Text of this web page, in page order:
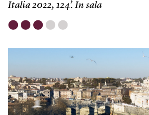
Italia 2022, 124’. In sala
⬤ ⬤ ⬤ ⬤ ⬤